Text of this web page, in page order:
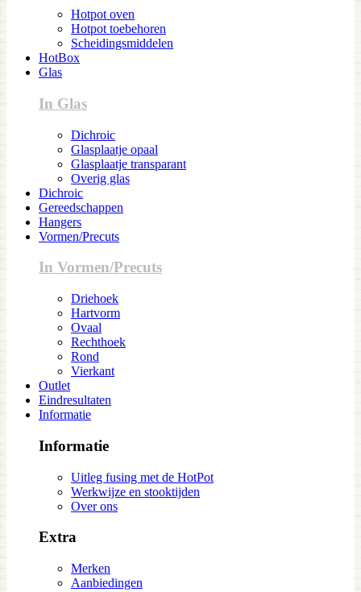
Hotpot oven
Hotpot toebehoren
Scheidingsmiddelen
HotBox
Glas
In Glas
Dichroic
Glasplaatje opaal
Glasplaatje transparant
Overig glas
Dichroic
Gereedschappen
Hangers
Vormen/Precuts
In Vormen/Precuts
Driehoek
Hartvorm
Ovaal
Rechthoek
Rond
Vierkant
Outlet
Eindresultaten
Informatie
Informatie
Uitleg fusing met de HotPot
Werkwijze en stooktijden
Over ons
Extra
Merken
Aanbiedingen